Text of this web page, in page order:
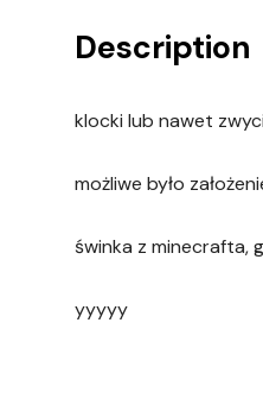
Description
klocki lub nawet
możliwe było
świnka z minecrafta,
yyyyy